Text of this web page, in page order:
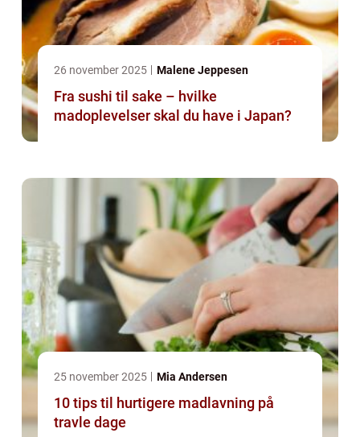
26 november 2025 Malene Jeppesen
Fra sushi til sake – hvilke
madoplevelser skal du have i Japan?
25 november 2025 Mia Andersen
10 tips til hurtigere madlavning på
travle dage